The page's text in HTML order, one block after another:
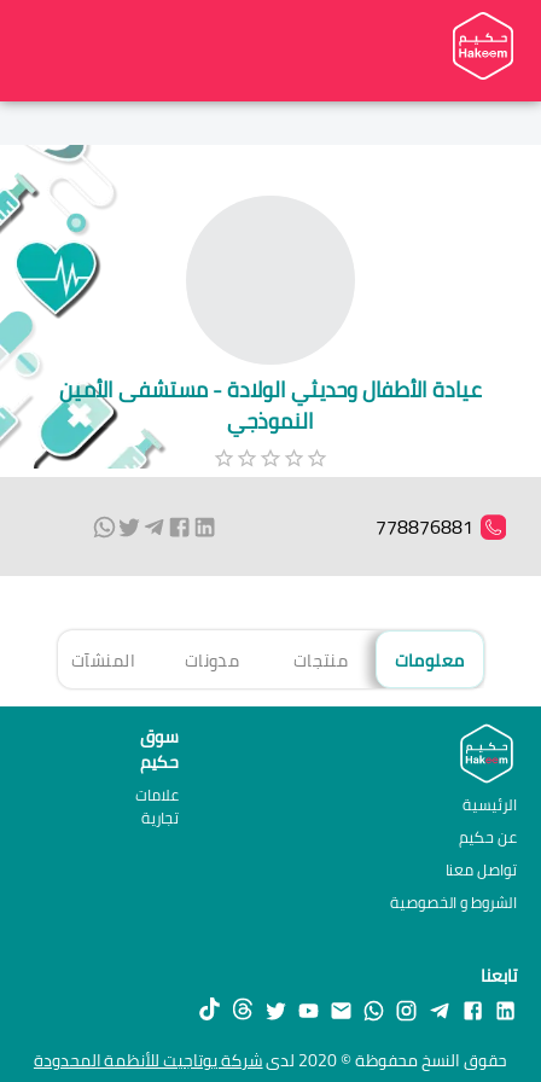
عيادة الأطفال وحديثي الولادة - مستشفى الأمين
النموذجي
778876881
معلومات منتجات مدونات المنشآت
الرئيسية
عن حكيم
تواصل معنا
الشروط و الخصوصية
سوق
حكيم
علامات
تجارية
تابعنا
حقوق النسخ محفوظة © 2020 لدى شركة يوتاجيت للأنظمة المحدودة